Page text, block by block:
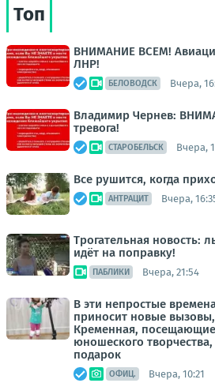
Топ
ВНИМАНИЕ ВСЕМ!
ЛНР!
БЕЛОВОДСК Вчера,
Владимир Чернев:
тревога!
СТАРОБЕЛЬСК Вчера,
Все рушится, когда
АНТРАЦИТ Вчера,
Трогательная новость:
идёт на поправку!
ПАБЛИКИ Вчера, 21:54
В эти непростые
приносит новые
Кременная,
юношеского
подарок
ОФИЦ. Вчера, 10:21